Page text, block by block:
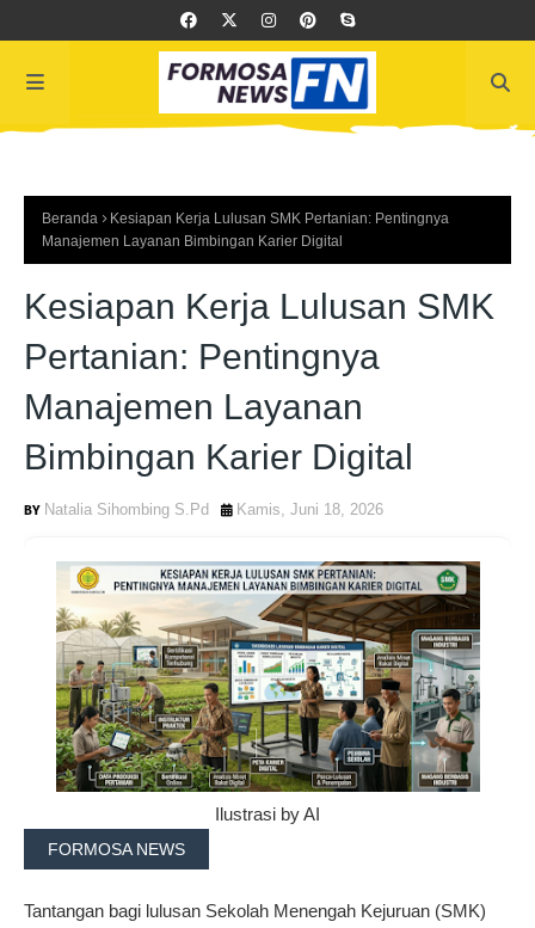
Beranda
Kesiapan Kerja Lulusan SMK Pertanian: Pentingnya
Manajemen Layanan Bimbingan Karier Digital
Kesiapan Kerja Lulusan SMK
Pertanian: Pentingnya
Manajemen Layanan
Bimbingan Karier Digital
Natalia Sihombing S.Pd Kamis, Juni 18, 2026
Ilustrasi by AI
FORMOSA NEWS
Tantangan bagi lulusan Sekolah Menengah Kejuruan (SMK)